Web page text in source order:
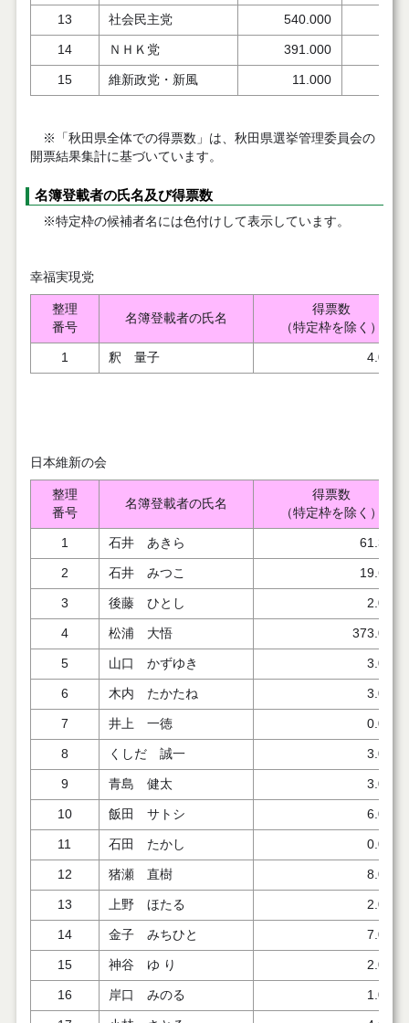
13 社会民主党 540.000
14 ＮＨＫ党 391.000
15 維新政党・新風 11.000
※「秋田県全体での得票数」は、秋田県選挙管理委員会の
開票結果集計に基づいています。
名簿登載者の氏名及び得票数
※特定枠の候補者名には色付けして表示しています。
幸福実現党
整理
番号
名簿登載者の氏名
得票数
（特定枠を除く）
1 釈 量子 4.000
日本維新の会
整理
番号
名簿登載者の氏名
得票数
（特定枠を除く）
1 石井 あきら 61.328
2 石井 みつこ 19.671
3 後藤 ひとし 2.005
4 松浦 大悟 373.000
5 山口 かずゆき 3.000
6 木内 たかたね 3.000
7 井上 一徳 0.000
8 くしだ 誠一 3.000
9 青島 健太 3.000
10 飯田 サトシ 6.000
11 石田 たかし 0.000
12 猪瀬 直樹 8.000
13 上野 ほたる 2.000
14 金子 みちひと 7.000
15 神谷 ゆ り 2.000
16 岸口 みのる 1.000